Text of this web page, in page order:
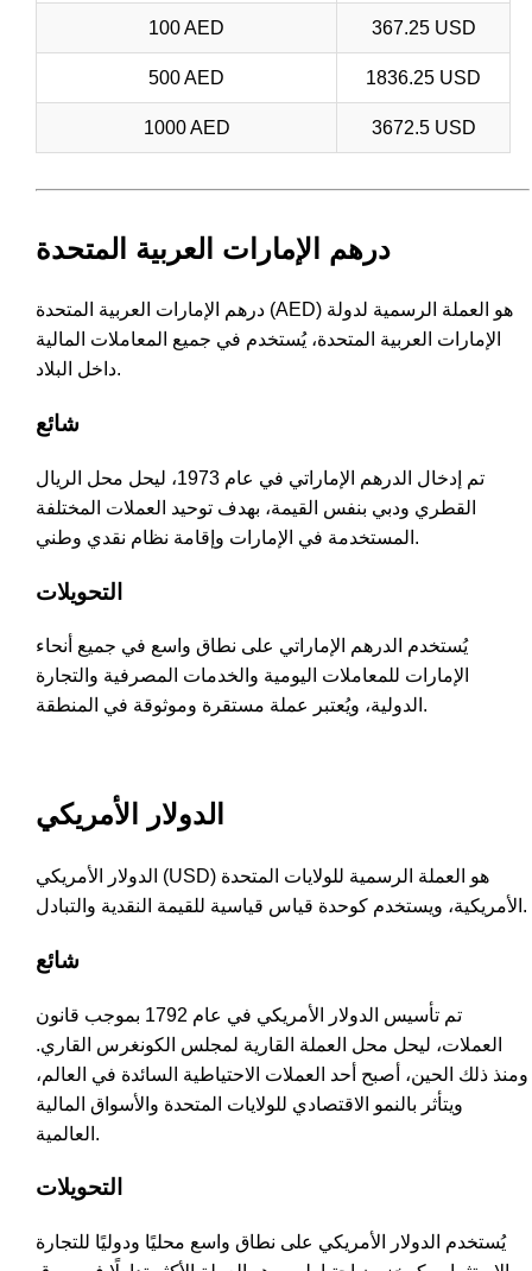
100 AED 367.25 USD
500 AED 1836.25 USD
1000 AED 3672.5 USD
درهم الإمارات العربية المتحدة
درهم الإمارات العربية المتحدة (AED) هو العملة الرسمية لدولة
الإمارات العربية المتحدة، يُستخدم في جميع المعاملات المالية
داخل البلاد.
شائع
تم إدخال الدرهم الإماراتي في عام 1973، ليحل محل الريال
القطري ودبي بنفس القيمة، بهدف توحيد العملات المختلفة
المستخدمة في الإمارات وإقامة نظام نقدي وطني.
التحويلات
يُستخدم الدرهم الإماراتي على نطاق واسع في جميع أنحاء
الإمارات للمعاملات اليومية والخدمات المصرفية والتجارة
الدولية، ويُعتبر عملة مستقرة وموثوقة في المنطقة.
الدولار الأمريكي
الدولار الأمريكي (USD) هو العملة الرسمية للولايات المتحدة
الأمريكية، ويستخدم كوحدة قياس قياسية للقيمة النقدية والتبادل.
شائع
تم تأسيس الدولار الأمريكي في عام 1792 بموجب قانون
العملات، ليحل محل العملة القارية لمجلس الكونغرس القاري.
ومنذ ذلك الحين، أصبح أحد العملات الاحتياطية السائدة في العالم،
ويتأثر بالنمو الاقتصادي للولايات المتحدة والأسواق المالية
العالمية.
التحويلات
يُستخدم الدولار الأمريكي على نطاق واسع محليًا ودوليًا للتجارة